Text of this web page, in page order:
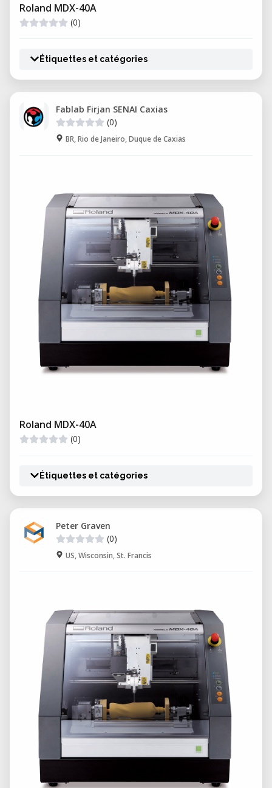
Roland MDX-40A
(0)
Étiquettes et catégories
Fablab Firjan SENAI Caxias
(0)
BR, Rio de Janeiro, Duque de Caxias
Roland MDX-40A
(0)
Étiquettes et catégories
Peter Graven
(0)
US, Wisconsin, St. Francis